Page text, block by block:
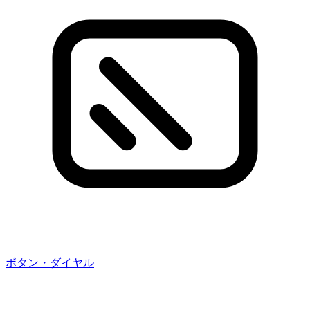
ボタン・ダイヤル